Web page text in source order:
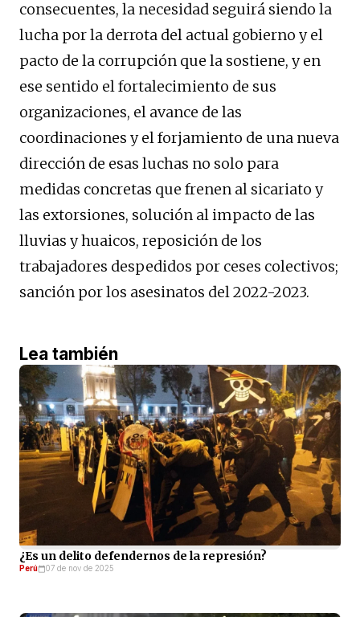
consecuentes, la necesidad seguirá siendo la
lucha por la derrota del actual gobierno y el
pacto de la corrupción que la sostiene, y en
ese sentido el fortalecimiento de sus
organizaciones, el avance de las
coordinaciones y el forjamiento de una nueva
dirección de esas luchas no solo para
medidas concretas que frenen al sicariato y
las extorsiones, solución al impacto de las
lluvias y huaicos, reposición de los
trabajadores despedidos por ceses colectivos;
sanción por los asesinatos del 2022-2023.
Lea también
¿Es un delito defendernos de la represión?
Perú 07 de nov de 2025